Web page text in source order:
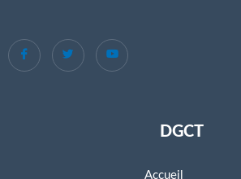
DGCT
Accueil